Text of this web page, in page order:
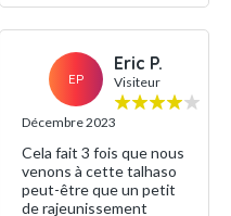
EP
Eric P.
Visiteur
Décembre 2023
Cela fait 3 fois que nous
venons à cette talhaso
peut-être que un petit
de rajeunissement